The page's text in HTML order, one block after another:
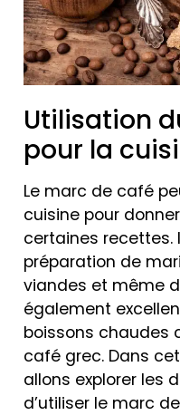
Utilisation
pour la
Le marc de café
cuisine pour
certaines recettes.
préparation de
viandes et même
également
boissons chaudes
café grec. Dans
allons explorer les
d’utiliser le marc